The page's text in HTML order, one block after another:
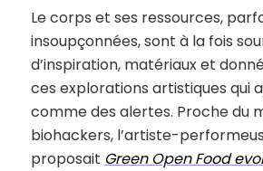
Le corps et ses ressources,
insoupçonnées, sont à la fois
d’inspiration, matériaux et
ces explorations artistiques qui
comme des alertes. Proche du
biohackers, l’artiste-
proposait Green Open Food